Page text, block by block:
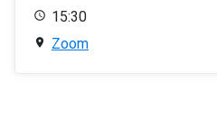
15:30
Zoom